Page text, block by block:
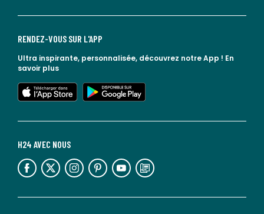
H24 AVEC NOUS
lien vers l'espace réseaux sociaux lien vers l'espace réseaux sociaux lien vers l'espace réseaux sociaux lien vers l'espace réseaux sociaux lien vers l'espace réseaux sociaux lien vers le blog la redoute
RENDEZ-VOUS SUR L'APP
Ultra inspirante, personnalisée, découvrez notre App ! En
savoir plus
lien vers l'app store
lien vers google play